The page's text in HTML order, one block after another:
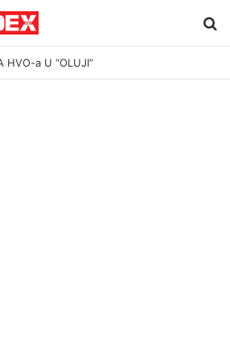
HVO-a U “OLUJI”